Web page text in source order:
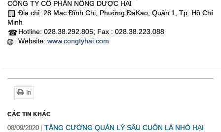
CÔNG TY CỔ PHẦN NÔNG DƯỢC HAI
🏢 Địa chỉ: 28 Mạc Đĩnh Chi, Phường ĐaKao, Quận 1, Tp. Hồ Chí
Minh
☎Hotline: 028.38.292.805; Fax : 028.38.223.088
🌐 Website: www.congtyhai.com
In
CÁC TIN KHÁC
08/09/2020
TĂNG CƯỜNG QUẢN LÝ SÂU CUỐN LÁ NHỎ HẠI